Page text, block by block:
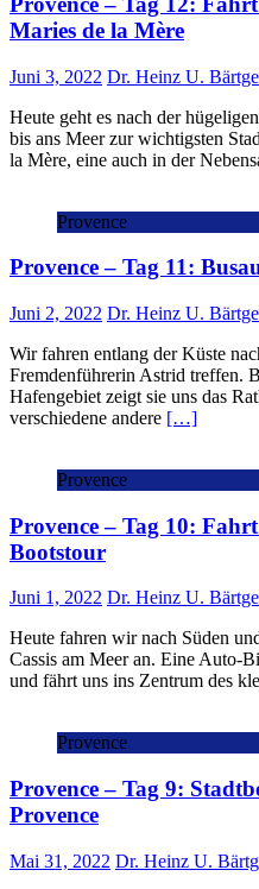
Maries de la Mère
Juni 3, 2022 Dr. Heinz U.
Heute geht es nach der
bis ans Meer zur wichtigsten
la Mère, eine auch in der
Provence
Provence – Tag 11:
Juni 2, 2022 Dr. Heinz U.
Wir fahren entlang der Küste
Fremdenführerin Astrid treffen.
Hafengebiet zeigt sie uns das
verschiedene andere […]
Provence
Provence – Tag 10:
Bootstour
Juni 1, 2022 Dr. Heinz U.
Heute fahren wir nach Süden
Cassis am Meer an. Eine Auto-
und fährt uns ins Zentrum des
Provence
Provence – Tag 9:
Provence
Mai 31, 2022 Dr. Heinz U.